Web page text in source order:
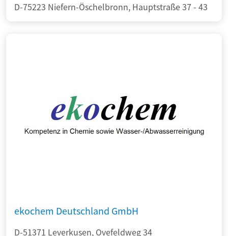
D-75223 Niefern-Öschelbronn, Hauptstraße 37 - 43
ekochem Deutschland GmbH
D-51371 Leverkusen, Ovefeldweg 34